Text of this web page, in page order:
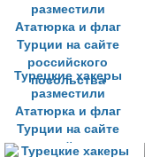
Турецкие хакеры
разместили
Ататюрка и флаг
Турции на сайте
российского